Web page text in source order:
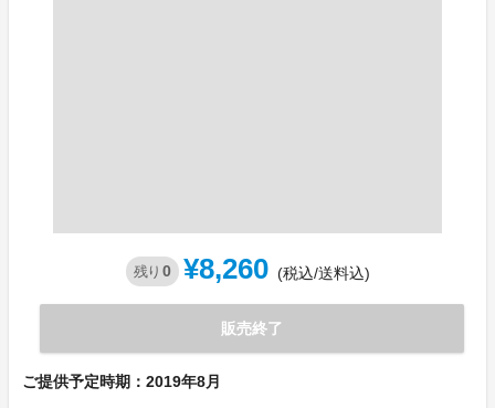
残り 0 ¥8,260 (税込/送料込)
販売終了
ご提供予定時期：2019年8月